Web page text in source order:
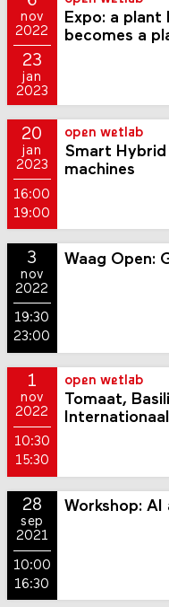
nov
2022
23
jan
2023
Expo: a plant
becomes a
20
jan
2023
16:00
19:00
open wetlab
Smart
machines
3
nov
2022
19:30
23:00
Waag Open:
1
nov
2022
10:30
15:30
open wetlab
Tomaat,
28
sep
2021
10:00
16:30
Workshop: